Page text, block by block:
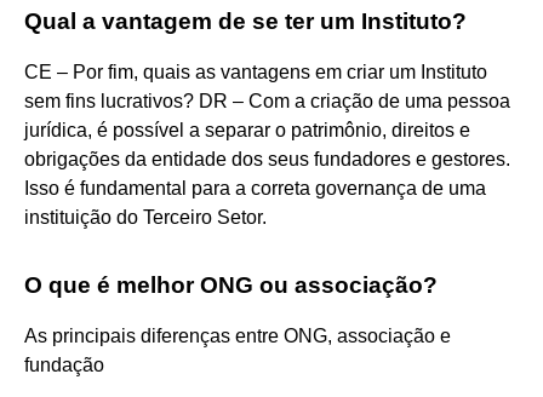
Qual a vantagem de se ter um Instituto?
CE – Por fim, quais as vantagens em criar um Instituto
sem fins lucrativos? DR – Com a criação de uma pessoa
jurídica, é possível a separar o patrimônio, direitos e
obrigações da entidade dos seus fundadores e gestores.
Isso é fundamental para a correta governança de uma
instituição do Terceiro Setor.
O que é melhor ONG ou associação?
As principais diferenças entre ONG, associação e
fundação